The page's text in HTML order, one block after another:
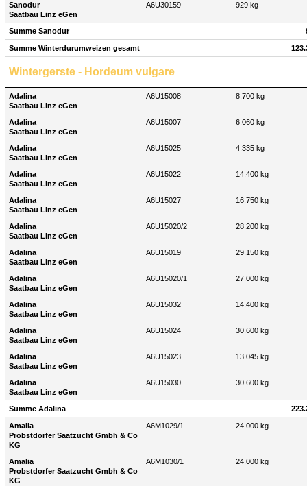
Sanodur
Saatbau Linz eGen
A6U30159 929 kg
Summe Sanodur
Summe Winterdurumweizen gesamt
Wintergerste - Hordeum vulgare
Adalina
Saatbau Linz eGen
A6U15008 8.700 kg
Adalina
Saatbau Linz eGen
A6U15007 6.060 kg
Adalina
Saatbau Linz eGen
A6U15025 4.335 kg
Adalina
Saatbau Linz eGen
A6U15022 14.400 kg
Adalina
Saatbau Linz eGen
A6U15027 16.750 kg
Adalina
Saatbau Linz eGen
A6U15020/2 28.200 kg
Adalina
Saatbau Linz eGen
A6U15019 29.150 kg
Adalina
Saatbau Linz eGen
A6U15020/1 27.000 kg
Adalina
Saatbau Linz eGen
A6U15032 14.400 kg
Adalina
Saatbau Linz eGen
A6U15024 30.600 kg
Adalina
Saatbau Linz eGen
A6U15023 13.045 kg
Adalina
Saatbau Linz eGen
A6U15030 30.600 kg
Summe Adalina
Amalia
Probstdorfer Saatzucht Gmbh & Co
KG
A6M1029/1 24.000 kg
Amalia
Probstdorfer Saatzucht Gmbh & Co
KG
A6M1030/1 24.000 kg